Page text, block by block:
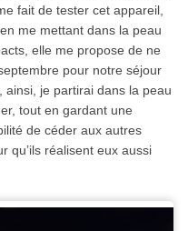
fait de tester cet appareil,
me mettant dans la peau
elle me propose de ne
pour notre séjour
ainsi, je partirai dans la peau
tout en gardant une
de céder aux autres
qu’ils réalisent eux aussi